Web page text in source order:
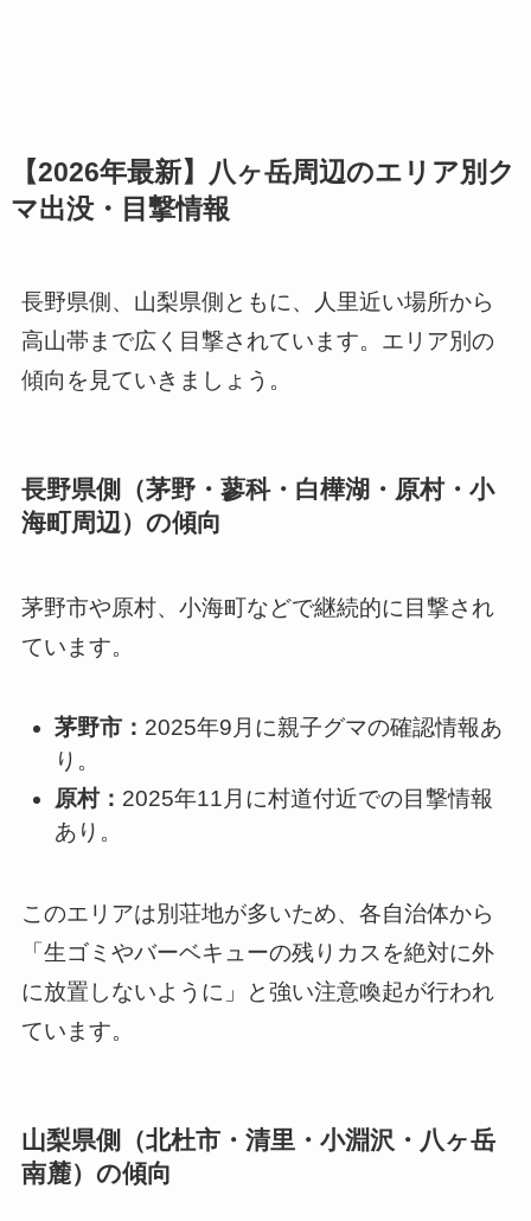
【2026年最新】八ヶ岳周辺のエリア別ク
マ出没・目撃情報
長野県側、山梨県側ともに、人里近い場所から
高山帯まで広く目撃されています。エリア別の
傾向を見ていきましょう。
長野県側（茅野・蓼科・白樺湖・原村・小
海町周辺）の傾向
茅野市や原村、小海町などで継続的に目撃され
ています。
茅野市： 2025年9月に親子グマの確認情報あ
り。
原村： 2025年11月に村道付近での目撃情報
あり。
このエリアは別荘地が多いため、各自治体から
「生ゴミやバーベキューの残りカスを絶対に外
に放置しないように」と強い注意喚起が行われ
ています。
山梨県側（北杜市・清里・小淵沢・八ヶ岳
南麓）の傾向